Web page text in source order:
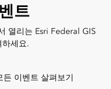
트
열리는 Esri Federal GIS
세요.
든 이벤트 살펴보기